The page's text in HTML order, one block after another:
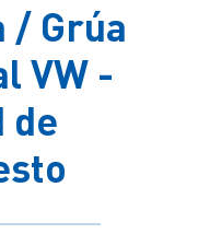
/ Grúa
VW -
de